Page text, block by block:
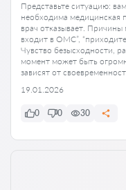
Представьте ситуацию:
необходима медицинская
врач отказывает. Причины
входит в ОМС”,
Чувство безысходности,
момент может быть
зависят от
19.01.2026
0 0 30